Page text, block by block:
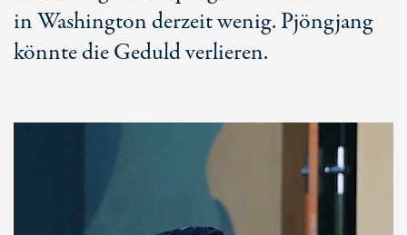
in Washington derzeit wenig. Pjöngjang
könnte die Geduld verlieren.